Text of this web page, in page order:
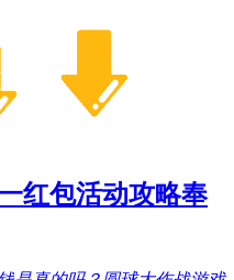
红包活动攻略奉